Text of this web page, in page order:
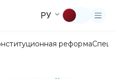
РУ
реформа